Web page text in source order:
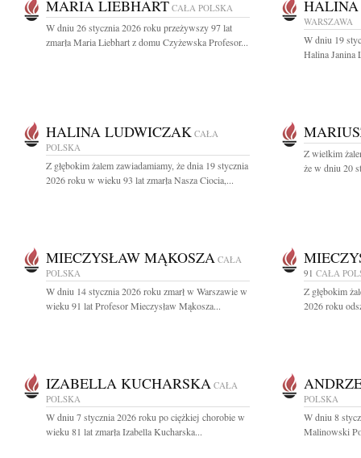
MARIA LIEBHART CAŁA POLSKA
W dniu 26 stycznia 2026 roku przeżywszy 97 lat
zmarła Maria Liebhart z domu Czyżewska Profesor...
WARSZAWA
W dniu 19
Halina Janina
HALINA LUDWICZAK CAŁA
POLSKA
Z głębokim żalem zawiadamiamy, że dnia 19 stycznia
2026 roku w wieku 93 lat zmarła Nasza Ciocia,...
Z wielkim
że w dniu 20
MIECZYSŁAW MĄKOSZA CAŁA
POLSKA
W dniu 14 stycznia 2026 roku zmarł w Warszawie w
wieku 91 lat Profesor Mieczysław Mąkosza...
91 CAŁA
Z głębokim
2026 roku
IZABELLA KUCHARSKA CAŁA
POLSKA
W dniu 7 stycznia 2026 roku po ciężkiej chorobie w
wieku 81 lat zmarła Izabella Kucharska...
POLSKA
W dniu 8
Malinowski